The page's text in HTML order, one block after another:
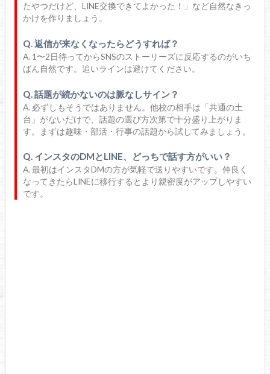
たやつだけど、LINE交換できてよかった！」など自然なきっ
かけを作りましょう。
Q. 返信が来なくなったらどうすれば？
A. 1〜2日待ってからSNSのストーリーズに反応するのがいち
ばん自然です。追いラインは避けてください。
Q. 話題が続かないのは脈なしサイン？
A. 必ずしもそうではありません。他校の相手は「共通の土
台」がないだけで、話題の選び方次第で十分盛り上がりま
す。まずは趣味・部活・行事の話題から試してみましょう。
Q. インスタのDMとLINE、どっちで話す方がいい？
A. 最初はインスタDMの方が気軽で送りやすいです。仲良く
なってきたらLINEに移行するとより親密度がアップしやすい
です。